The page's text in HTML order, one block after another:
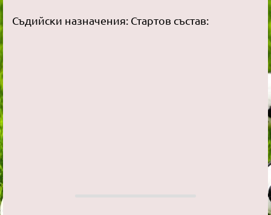
Съдийски назначения: Стартов състав: